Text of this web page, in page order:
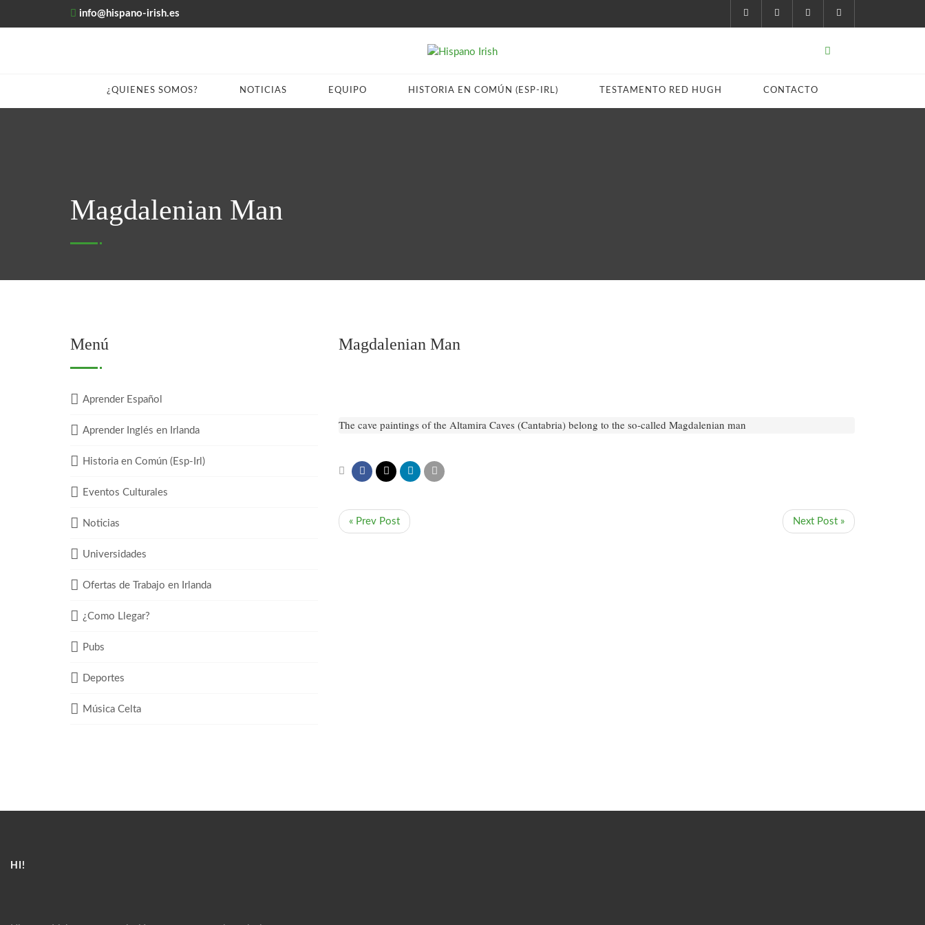
info@hispano-irish.es
¿QUIENES SOMOS? NOTICIAS EQUIPO HISTORIA EN COMÚN (ESP-IRL) TESTAMENTO RED HUGH CONTACTO
Magdalenian Man
Magdalenian Man
The cave paintings of the Altamira Caves (Cantabria) belong to the so-called Magdalenian man
« Prev Post Next Post »
Menú
Aprender Español
Aprender Inglés en Irlanda
Historia en Común (Esp-Irl)
Eventos Culturales
Noticias
Universidades
Ofertas de Trabajo en Irlanda
¿Como Llegar?
Pubs
Deportes
Música Celta
HI!